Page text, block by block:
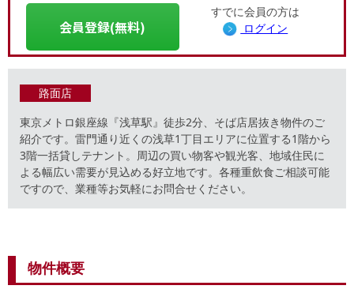
会員登録(無料)
すでに会員の方は
ログイン
路面店
東京メトロ銀座線『浅草駅』徒歩2分、そば店居抜き物件のご
紹介です。雷門通り近くの浅草1丁目エリアに位置する1階から
3階一括貸しテナント。周辺の買い物客や観光客、地域住民に
よる幅広い需要が見込める好立地です。各種重飲食ご相談可能
ですので、業種等お気軽にお問合せください。
物件概要